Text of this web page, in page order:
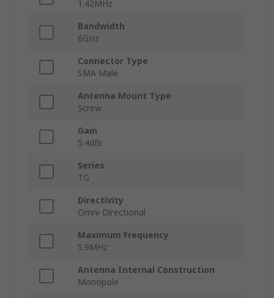
1.42MHz
Bandwidth
6GHz
Connector Type
SMA Male
Antenna Mount Type
Screw
Gain
5.4dBi
Series
TG
Directivity
Omni-Directional
Maximum Frequency
5.9MHz
Antenna Internal Construction
Monopole